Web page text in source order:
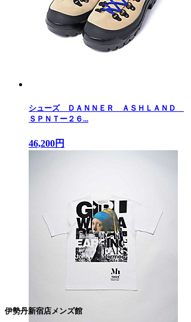
シューズ ＤＡＮＮＥＲ ＡＳＨＬＡＮＤ
ＳＰＮＴー２６...
46,200円
伊勢丹新宿店メンズ館